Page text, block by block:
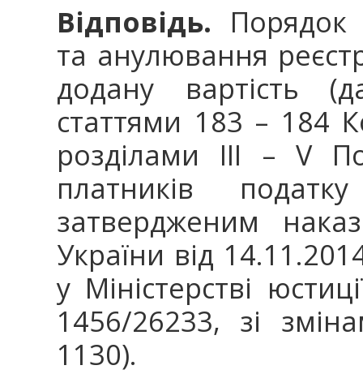
Відповідь. Порядок
та анулювання
додану вартість
статтями 183 – 184
розділами ІІІ – V
платників
затвердженим
України від
у Міністерстві
1456/26233, зі
1130).